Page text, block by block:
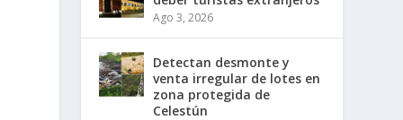
Ago 3, 2026
Detectan desmonte y
venta irregular de lotes en
zona protegida de
Celestún